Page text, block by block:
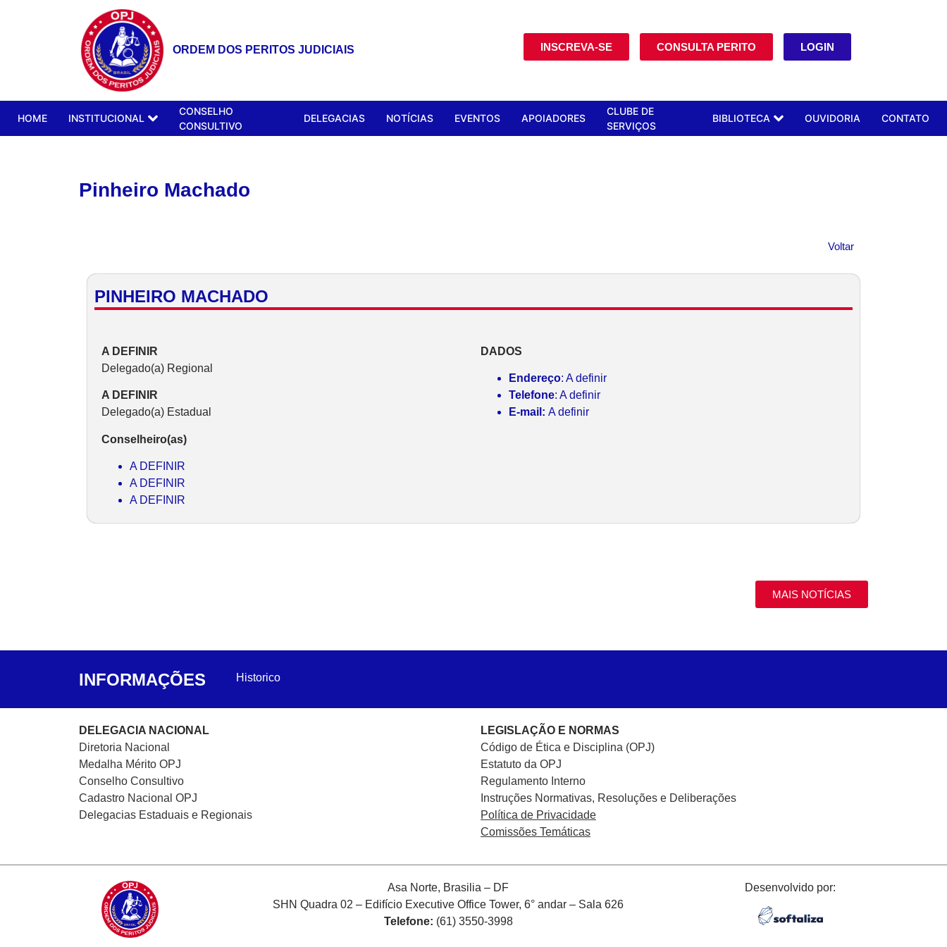
ORDEM DOS PERITOS JUDICIAIS INSCREVA-SE CONSULTA PERITO LOGIN
HOME INSTITUCIONAL
CONSELHO
CONSULTIVO
DELEGACIAS NOTÍCIAS EVENTOS APOIADORES
CLUBE DE
SERVIÇOS
BIBLIOTECA OUVIDORIA CONTATO
Pinheiro Machado
Voltar
PINHEIRO MACHADO
A DEFINIR
Delegado(a) Regional
A DEFINIR
Delegado(a) Estadual
Conselheiro(as)
A DEFINIR
A DEFINIR
A DEFINIR
DADOS
Endereço: A definir
Telefone: A definir
E-mail: A definir
MAIS NOTÍCIAS
INFORMAÇÕES Historico
DELEGACIA NACIONAL
Diretoria Nacional
Medalha Mérito OPJ
Conselho Consultivo
Cadastro Nacional OPJ
Delegacias Estaduais e Regionais
LEGISLAÇÃO E NORMAS
Código de Ética e Disciplina (OPJ)
Estatuto da OPJ
Regulamento Interno
Instruções Normativas, Resoluções e Deliberações
Política de Privacidade
Comissões Temáticas
Asa Norte, Brasilia – DF
SHN Quadra 02 – Edifício Executive Office Tower, 6° andar – Sala 626
Telefone: (61) 3550-3998
Desenvolvido por: